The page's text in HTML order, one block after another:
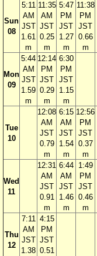
Sun
08
5:11
AM
JST
1.61
m
11:35
AM
JST
0.25
m
5:47
PM
JST
1.27
m
11:38
PM
JST
0.66
m
Mon
09
5:44
AM
JST
1.59
m
12:14
PM
JST
0.29
m
6:30
PM
JST
1.15
m
Tue
10
12:08
AM
JST
0.79
m
6:15
AM
JST
1.54
m
12:56
PM
JST
0.37
m
Wed
11
12:31
AM
JST
0.91
m
6:44
AM
JST
1.46
m
1:49
PM
JST
0.46
m
Thu
12
7:11
AM
JST
1.38
4:15
PM
JST
0.51